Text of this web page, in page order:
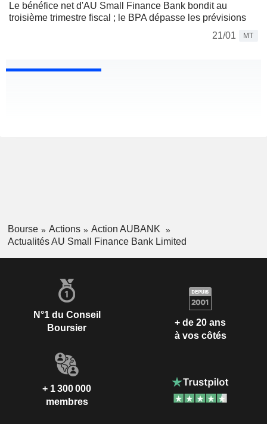
Le bénéfice net d'AU Small Finance Bank bondit au
troisième trimestre fiscal ; le BPA dépasse les prévisions
21/01
MT
Bourse Actions
Action AUBANK
Actualités AU Small Finance Bank Limited
N°1 du Conseil
Boursier
+ de 20 ans
à vos côtés
+ 1 300 000
membres